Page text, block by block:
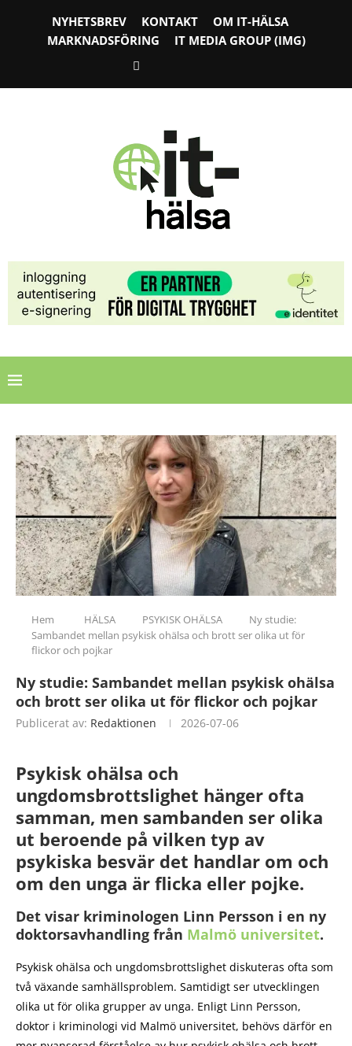
NYHETSBREV KONTAKT
OM IT-HÄLSA
MARKNADSFÖRING
IT MEDIA GROUP (IMG)
Hem HÄLSA PSYKISK OHÄLSA
Ny studie:
Sambandet mellan psykisk ohälsa och brott ser olika ut för
flickor och pojkar
Ny studie: Sambandet mellan psykisk ohälsa
och brott ser olika ut för flickor och pojkar
Publicerat av: Redaktionen 2026-07-06
Psykisk ohälsa och
ungdomsbrottslighet hänger ofta
samman, men sambanden ser olika
ut beroende på vilken typ av
psykiska besvär det handlar om och
om den unga är flicka eller pojke.
Det visar kriminologen Linn Persson i en ny
doktorsavhandling från Malmö universitet.
Psykisk ohälsa och ungdomsbrottslighet diskuteras ofta som
två växande samhällsproblem. Samtidigt ser utvecklingen
olika ut för olika grupper av unga. Enligt Linn Persson,
doktor i kriminologi vid Malmö universitet, behövs därför en